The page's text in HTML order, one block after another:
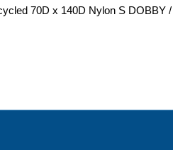
70D x 140D Nylon S DOBBY /